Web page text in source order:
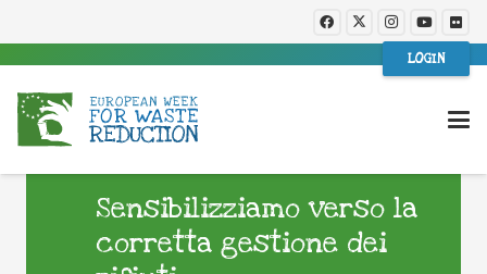
LOGIN
Sensibilizziamo verso la
corretta gestione dei